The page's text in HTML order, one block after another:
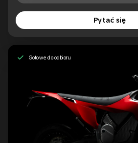
Pytać się
Gotowe do odbioru